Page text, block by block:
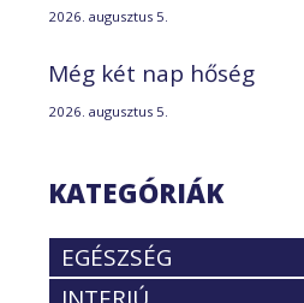
2026. augusztus 5.
Még két nap hőség
2026. augusztus 5.
KATEGÓRIÁK
EGÉSZSÉG